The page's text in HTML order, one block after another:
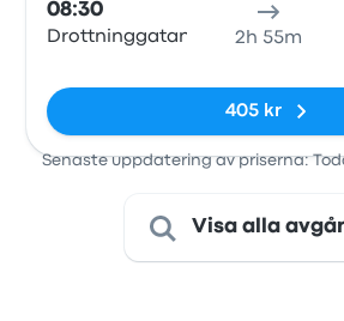
08:30
Drottninggatan 2h 55m
405 kr
Senaste uppdatering av priserna:
Visa alla